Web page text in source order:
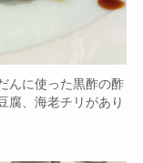
んに使った黒酢の酢
腐、海老チリがあり